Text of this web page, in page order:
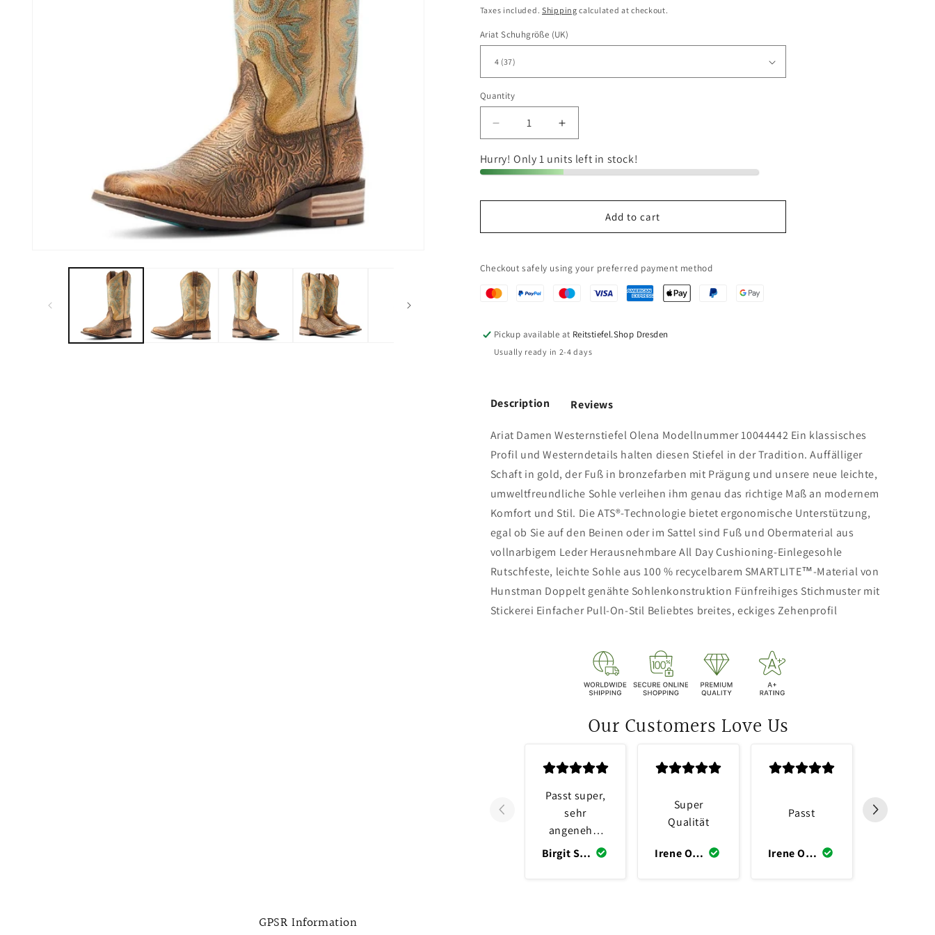
price
Taxes included. Shipping calculated at checkout.
Ariat Schuhgröße (UK)
Quantity
Quantity
Decrease
quantity
for
Ariat
Westernstiefel
Increase
quantity
for
Ariat
Westernstiefel
Hurry! Only 1 units left in stock!
Add to cart
Checkout safely using your preferred payment method
Pickup available at Reitstiefel.Shop Dresden
Usually ready in 2-4 days
Description Reviews
Ariat Damen Westernstiefel Olena Modellnummer 10044442 Ein klassisches
Profil und Westerndetails halten diesen Stiefel in der Tradition. Auffälliger
Schaft in gold, der Fuß in bronzefarben mit Prägung und unsere neue leichte,
umweltfreundliche Sohle verleihen ihm genau das richtige Maß an modernem
Komfort und Stil. Die ATS®-Technologie bietet ergonomische Unterstützung,
egal ob Sie auf den Beinen oder im Sattel sind Fuß und Obermaterial aus
vollnarbigem Leder Herausnehmbare All Day Cushioning-Einlegesohle
Rutschfeste, leichte Sohle aus 100 % recycelbarem SMARTLITE™-Material von
Hunstman Doppelt genähte Sohlenkonstruktion Fünfreihiges Stichmuster mit
Stickerei Einfacher Pull-On-Stil Beliebtes breites, eckiges Zehenprofil
Our Customers Love Us
Birgit Schütz
Passt super,
sehr
angenehm
zu tragen.
Irene Oppliger
Super
Qualität
Irene Oppliger
Passt
GPSR Information